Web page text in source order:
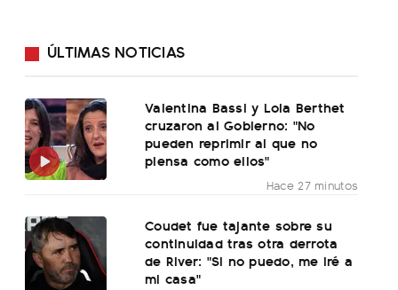
ÚLTIMAS NOTICIAS
Valentina Bassi y Lola Berthet
cruzaron al Gobierno: "No
pueden reprimir al que no
piensa como ellos"
Hace 27 minutos
Coudet fue tajante sobre su
continuidad tras otra derrota
de River: "Si no puedo, me iré a
mi casa"